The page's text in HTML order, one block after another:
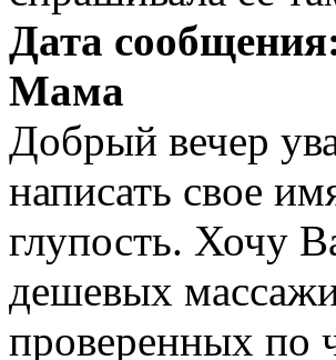
Дата
Мама
Добрый вечер
написать свое
глупость. Хочу
дешевых
проверенных по